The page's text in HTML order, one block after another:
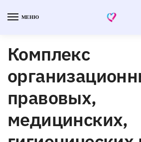
МЕНЮ
Комплекс
правовых,
медицинских,